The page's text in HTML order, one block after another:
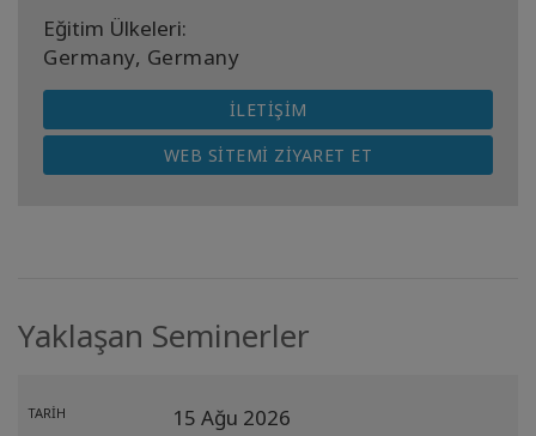
Eğitim Ülkeleri:
Germany, Germany
İLETIŞIM
WEB SITEMI ZIYARET ET
Yaklaşan Seminerler
TARIH 15 Ağu 2026